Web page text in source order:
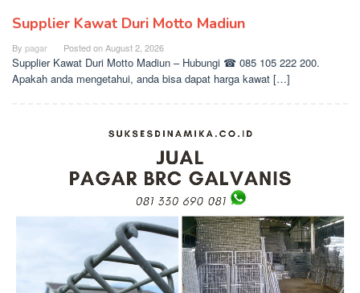
Supplier Kawat Duri Motto Madiun
By pagar Posted onAugust 2, 2026
Supplier Kawat Duri Motto Madiun – Hubungi ☎ 085 105 222 200.
Apakah anda mengetahui, anda bisa dapat harga kawat […]